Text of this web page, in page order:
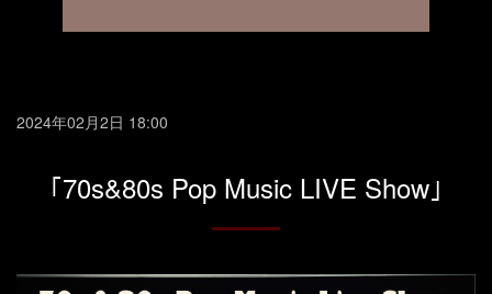
2024年02月2日 18:00
｢70s&80s Pop Music LIVE Show｣